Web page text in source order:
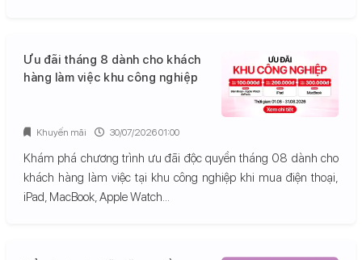
Ưu đãi tháng 8 dành cho khách
hàng làm việc khu công nghiệp
Khám phá chương trình ưu đãi độc quyền tháng 08 dành cho
khách hàng làm việc tại khu công nghiệp khi mua điện thoại,
iPad, MacBook, Apple Watch...
Khuyến mãi 30/07/2026 01:00